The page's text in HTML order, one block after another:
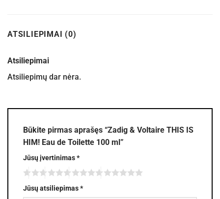
ATSILIEPIMAI (0)
Atsiliepimai
Atsiliepimų dar nėra.
Būkite pirmas aprašęs “Zadig & Voltaire THIS IS
HIM! Eau de Toilette 100 ml”
Jūsų įvertinimas*
Jūsų atsiliepimas*